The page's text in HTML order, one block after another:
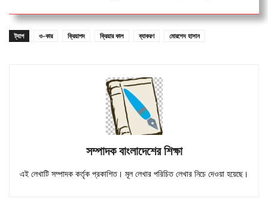
ট্যাগ ও-কার ক্রিয়াপদ ক্রিয়ার কাল ব্যাকরণ মোরশেদ হাসান
সম্পাদক বাংলাদেশের শিক্ষা
এই লেখাটি সম্পাদক কর্তৃক প্রকাশিত। মূল লেখার পরিচিত লেখার নিচে দেওয়া হয়েছে।